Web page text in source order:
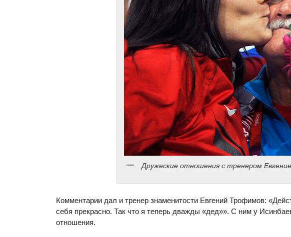
Дружеские отношения с тренером
Комментарии дал и тренер знаменитости Евгений Трофимов:
себя прекрасно. Так что я теперь дважды «дед»». С ним у
отношения.